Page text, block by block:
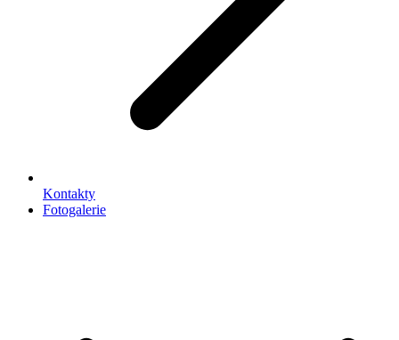
Kontakty
Fotogalerie